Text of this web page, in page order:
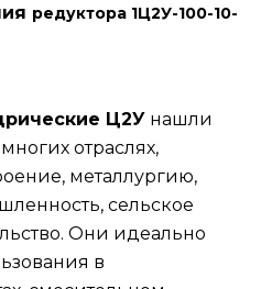
редуктора 1Ц2У-100-10-
Ц2У нашли
отраслях,
металлургию,
сельское
Они идеально
в